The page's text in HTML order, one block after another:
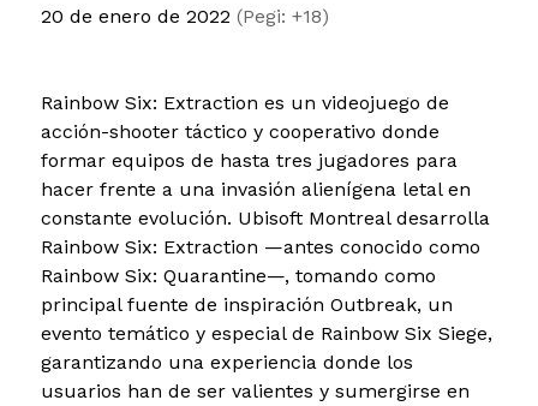
20 de enero de 2022 (Pegi: +18)
Rainbow Six: Extraction es un videojuego de
acción-shooter táctico y cooperativo donde
formar equipos de hasta tres jugadores para
hacer frente a una invasión alienígena letal en
constante evolución. Ubisoft Montreal desarrolla
Rainbow Six: Extraction —antes conocido como
Rainbow Six: Quarantine—, tomando como
principal fuente de inspiración Outbreak, un
evento temático y especial de Rainbow Six Siege,
garantizando una experiencia donde los
usuarios han de ser valientes y sumergirse en